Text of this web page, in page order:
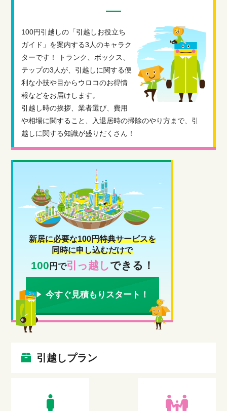
100円引越しの「引越しお役立ち
ガイド」を案内する3人のキャラク
ターです！ トランク、ボックス、
テップの3人が、引越しに関する便
利な小技や目からウロコのお得情
報などをお届けします。
引越し時の挨拶、業者選び、費用
や相場に関すること、入退居時の掃除のやり方まで、引
越しに関する知識が盛りだくさん！
新居に必要な100円特典サービスを
同時に申し込むだけで
100 円で引っ越しできる！
今すぐ見積もりスタート！
引越しプラン